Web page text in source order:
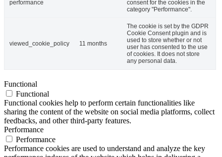
performance
consent for the cookies in the
category "Performance".
viewed_cookie_policy 11 months
The cookie is set by the GDPR
Cookie Consent plugin and is
used to store whether or not
user has consented to the use
of cookies. It does not store
any personal data.
Functional
Functional
Functional cookies help to perform certain functionalities like
sharing the content of the website on social media platforms, collect
feedbacks, and other third-party features.
Performance
Performance
Performance cookies are used to understand and analyze the key